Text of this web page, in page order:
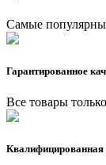
Самые
Гарантированное
Все товары
Квалифицированная